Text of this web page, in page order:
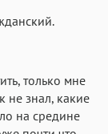
только мне
не знал, какие
на средине